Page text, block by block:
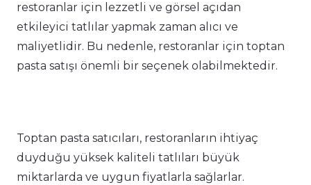
restoranlar için lezzetli ve görsel açıdan
etkileyici tatlılar yapmak zaman alıcı ve
maliyetlidir. Bu nedenle, restoranlar için toptan
pasta satışı önemli bir seçenek olabilmektedir.
Toptan pasta satıcıları, restoranların ihtiyaç
duyduğu yüksek kaliteli tatlıları büyük
miktarlarda ve uygun fiyatlarla sağlarlar.